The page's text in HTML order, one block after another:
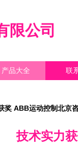
限公司
产品大全 联
奖 ABB运动控制北京
技术实力